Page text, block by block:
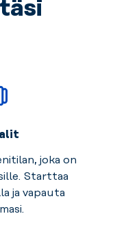
joka on
Starttaa
ja vapauta